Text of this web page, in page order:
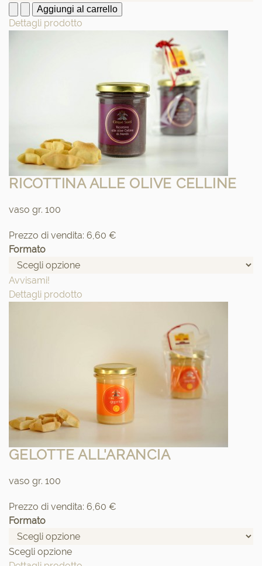
Dettagli prodotto
RICOTTINA ALLE OLIVE CELLINE
vaso gr. 100
Prezzo di vendita: 6,60 €
Formato
Avvisami!
Dettagli prodotto
GELOTTE ALL'ARANCIA
vaso gr. 100
Prezzo di vendita: 6,60 €
Formato
Scegli opzione